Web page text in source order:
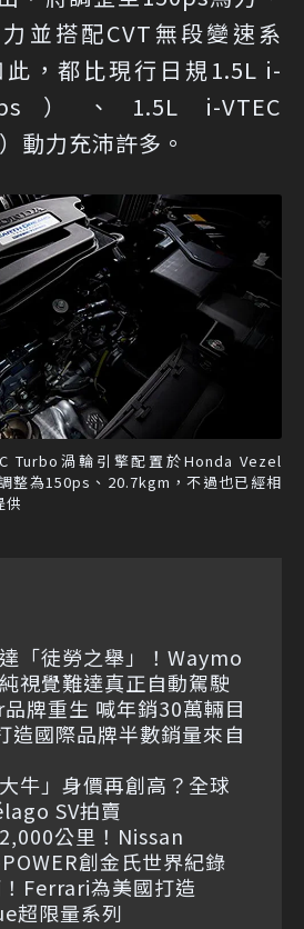
並搭配CVT無段變速系
，都比現行日規1.5L i-
）、1.5L i-VTEC
動力充沛許多。
Turbo渦輪引擎配置於Honda Vezel
整為150ps、20.7kgm，不過也已經相
供
「徒勞之舉」！Waymo
視覺難達真正自動駕駛
牌重生 喊年銷30萬輛目
造國際品牌半數銷量來自
牛」身價再創高？全球
SV拍賣
公里！Nissan
創金氏世界紀錄
Ferrari為美國打造
超限量系列